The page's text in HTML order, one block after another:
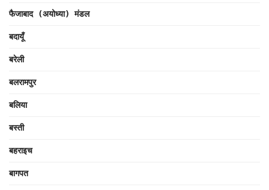
फैजाबाद (अयोध्या) मंडल
बदायूँ
बरेली
बलरामपुर
बलिया
बस्ती
बहराइच
बागपत